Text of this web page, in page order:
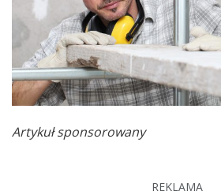
Artykuł sponsorowany
REKLAMA